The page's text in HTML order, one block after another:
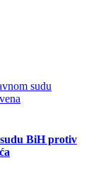
BiH protiv